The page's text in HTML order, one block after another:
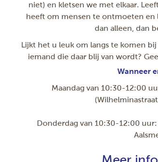
niet) en kletsen we met elkaar.
heeft om mensen te ontmoeten en
dan alleen, dan
Lijkt het u leuk om langs te komen bij
iemand die daar blij van wordt?
Wanneer
Maandag van 10:30-12:00
Donderdag van 10:30-12:00